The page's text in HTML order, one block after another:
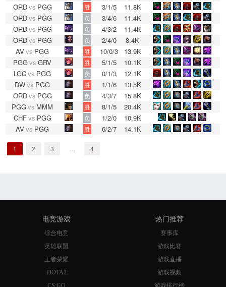
ORDvs PGG 胜 3/1/5
11.8K
ORDvs PGG 负 3/4/6
11.4K
ORDvs PGG 负 4/3/2
11.4K
ORDvs PGG 负 2/4/0
8.4K
AVvs PGG 胜 10/0/3
13.9K
PGGvs GRV 胜 5/1/5
10.1K
LGCvs PGG 负 0/1/3
12.1K
DWvs PGG 胜 1/1/6
13.5K
ORDvs PGG 负 4/3/7
15.8K
PGGvs MMM 胜 8/1/5
20.4K
CHFvs PGG 负 1/2/0
10.9K
AVvs PGG 胜 6/2/7 14.1K
1 2 3 4
电竞游戏
综合电竞
英雄联盟
王者荣耀
DOTA2
CS:GO
热门推荐
赛事库
游戏比赛
游戏直播
游戏视频
游戏排行榜